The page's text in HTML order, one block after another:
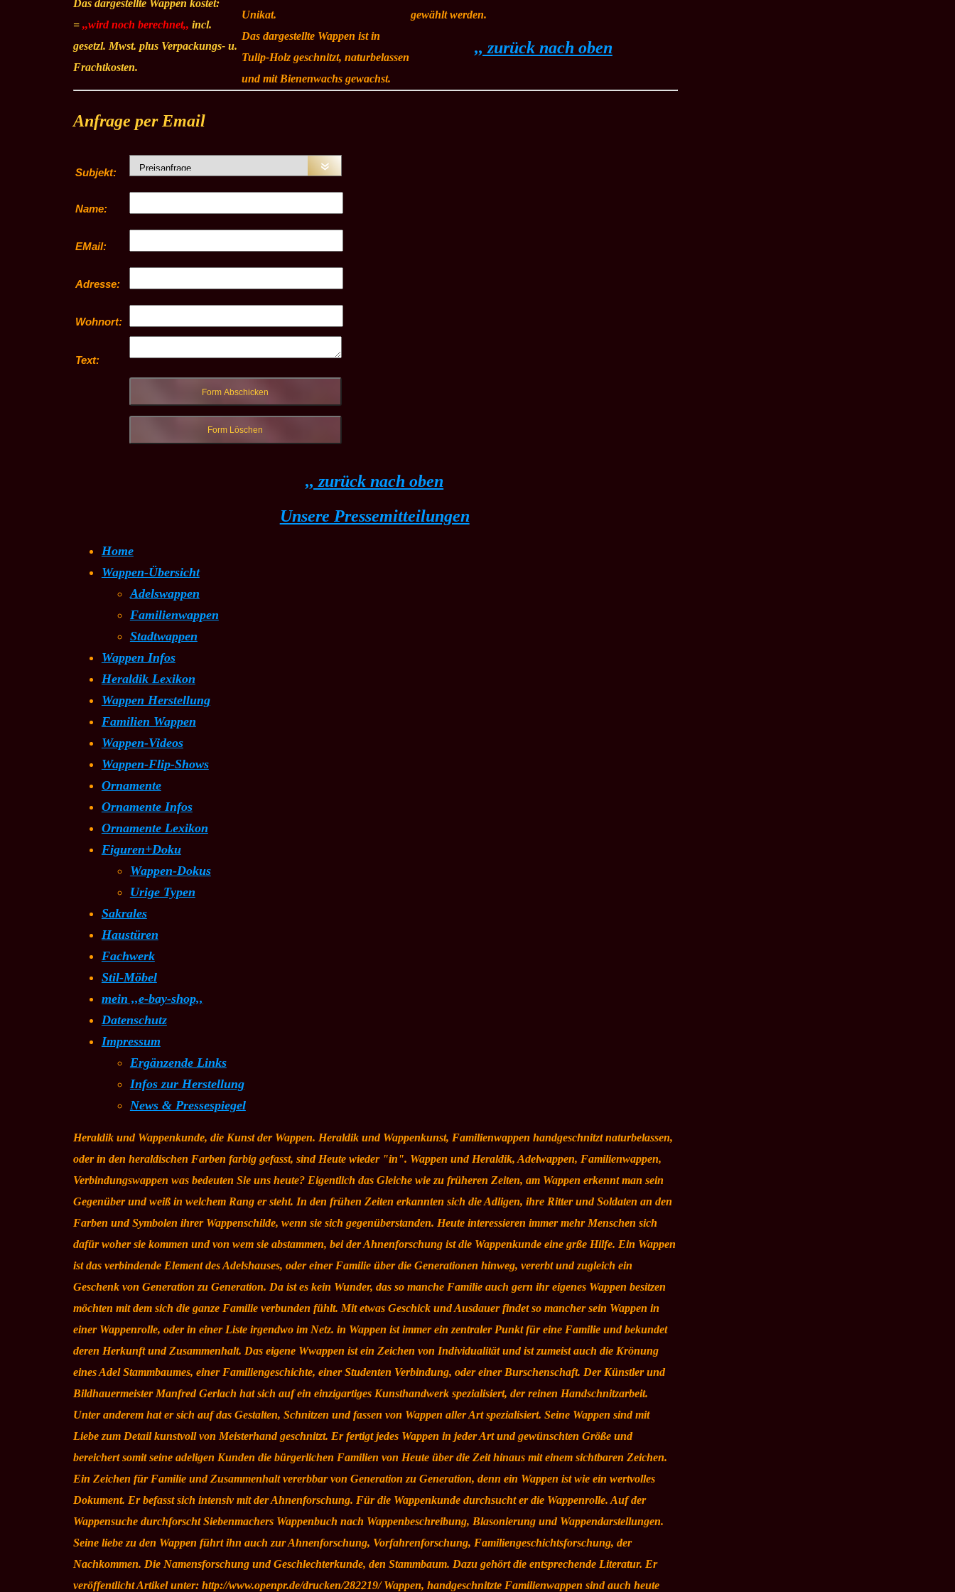
Das dargestellte Wappen kostet:
= ,,wird noch berechnet,, incl.
gesetzl. Mwst. plus Verpackungs- u.
Frachtkosten.
Unikat.
Das dargestellte Wappen ist in
Tulip-Holz geschnitzt, naturbelassen
und mit Bienenwachs gewachst.
gewählt werden.
,, zurück nach oben
Anfrage per Email
Subjekt:
Name:
EMail:
Adresse:
Wohnort:
Text:
,, zurück nach oben
Unsere Pressemitteilungen
Home
Wappen-Übersicht
Adelswappen
Familienwappen
Stadtwappen
Wappen Infos
Heraldik Lexikon
Wappen Herstellung
Familien Wappen
Wappen-Videos
Wappen-Flip-Shows
Ornamente
Ornamente Infos
Ornamente Lexikon
Figuren+Doku
Wappen-Dokus
Urige Typen
Sakrales
Haustüren
Fachwerk
Stil-Möbel
mein ,,e-bay-shop,,
Datenschutz
Impressum
Ergänzende Links
Infos zur Herstellung
News & Pressespiegel
Heraldik und Wappenkunde, die Kunst der Wappen. Heraldik und Wappenkunst, Familienwappen handgeschnitzt naturbelassen,
oder in den heraldischen Farben farbig gefasst, sind Heute wieder "in". Wappen und Heraldik, Adelwappen, Familienwappen,
Verbindungswappen was bedeuten Sie uns heute? Eigentlich das Gleiche wie zu früheren Zeiten, am Wappen erkennt man sein
Gegenüber und weiß in welchem Rang er steht. In den frühen Zeiten erkannten sich die Adligen, ihre Ritter und Soldaten an den
Farben und Symbolen ihrer Wappenschilde, wenn sie sich gegenüberstanden. Heute interessieren immer mehr Menschen sich
dafür woher sie kommen und von wem sie abstammen, bei der Ahnenforschung ist die Wappenkunde eine grße Hilfe. Ein Wappen
ist das verbindende Element des Adelshauses, oder einer Familie über die Generationen hinweg, vererbt und zugleich ein
Geschenk von Generation zu Generation. Da ist es kein Wunder, das so manche Familie auch gern ihr eigenes Wappen besitzen
möchten mit dem sich die ganze Familie verbunden fühlt. Mit etwas Geschick und Ausdauer findet so mancher sein Wappen in
einer Wappenrolle, oder in einer Liste irgendwo im Netz. in Wappen ist immer ein zentraler Punkt für eine Familie und bekundet
deren Herkunft und Zusammenhalt. Das eigene Wwappen ist ein Zeichen von Individualität und ist zumeist auch die Krönung
eines Adel Stammbaumes, einer Familiengeschichte, einer Studenten Verbindung, oder einer Burschenschaft. Der Künstler und
Bildhauermeister Manfred Gerlach hat sich auf ein einzigartiges Kunsthandwerk spezialisiert, der reinen Handschnitzarbeit.
Unter anderem hat er sich auf das Gestalten, Schnitzen und fassen von Wappen aller Art spezialisiert. Seine Wappen sind mit
Liebe zum Detail kunstvoll von Meisterhand geschnitzt. Er fertigt jedes Wappen in jeder Art und gewünschten Größe und
bereichert somit seine adeligen Kunden die bürgerlichen Familien von Heute über die Zeit hinaus mit einem sichtbaren Zeichen.
Ein Zeichen für Familie und Zusammenhalt vererbbar von Generation zu Generation, denn ein Wappen ist wie ein wertvolles
Dokument. Er befasst sich intensiv mit der Ahnenforschung. Für die Wappenkunde durchsucht er die Wappenrolle. Auf der
Wappensuche durchforscht Siebenmachers Wappenbuch nach Wappenbeschreibung, Blasonierung und Wappendarstellungen.
Seine liebe zu den Wappen führt ihn auch zur Ahnenforschung, Vorfahrenforschung, Familiengeschichtsforschung, der
Nachkommen. Die Namensforschung und Geschlechterkunde, den Stammbaum. Dazu gehört die entsprechende Literatur. Er
veröffentlicht Artikel unter: http://www.openpr.de/drucken/282219/ Wappen, handgeschnitzte Familienwappen sind auch heute